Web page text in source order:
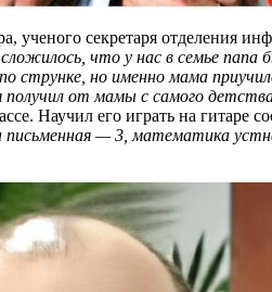
ученого секретаря отделения
что у нас в семье
струнке, но именно мама
от мамы с самого
Научил его играть на гитаре
— 3, математика